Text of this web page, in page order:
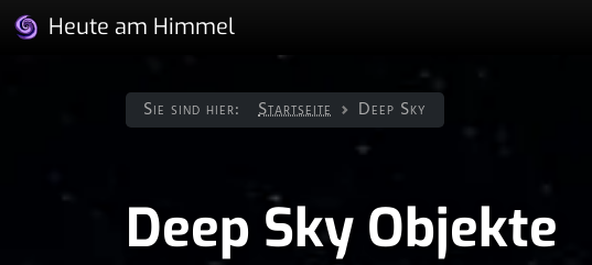
Heute am Himmel
Sie sind hier: Startseite Deep Sky
Deep Sky Objekte